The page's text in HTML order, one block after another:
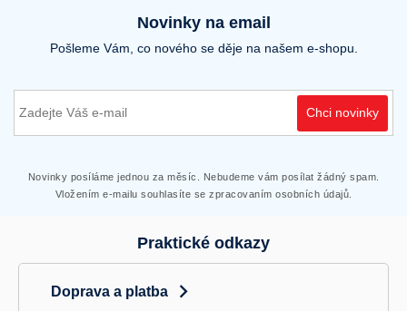
Novinky na email
Pošleme Vám, co nového se děje na našem e-shopu.
Chci novinky
Novinky posíláme jednou za měsíc. Nebudeme vám posílat žádný spam.
Vložením e-mailu souhlasíte se zpracovaním osobních údajů.
Praktické odkazy
Doprava a platba